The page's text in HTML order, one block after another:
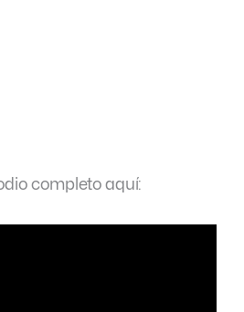
completo aquí: